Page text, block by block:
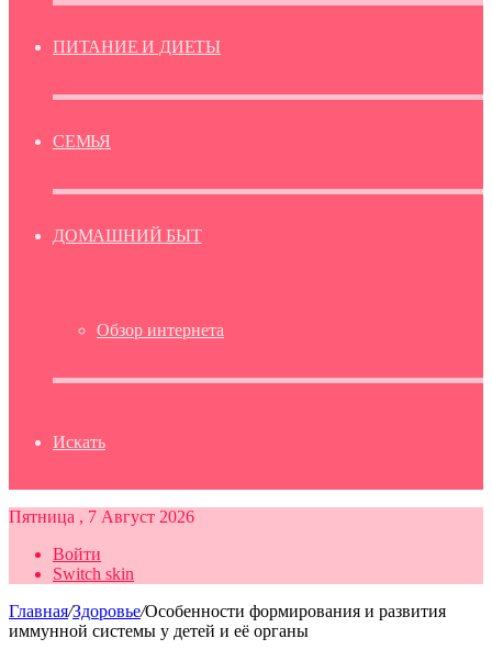
ПИТАНИЕ И ДИЕТЫ
СЕМЬЯ
ДОМАШНИЙ БЫТ
Обзор интернета
Искать
Пятница , 7 Август 2026
Войти
Switch skin
Главная/Здоровье/Особенности формирования и развития
иммунной системы у детей и её органы